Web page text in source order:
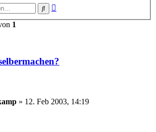
Suche
1
» 12. Feb 2003, 14:19